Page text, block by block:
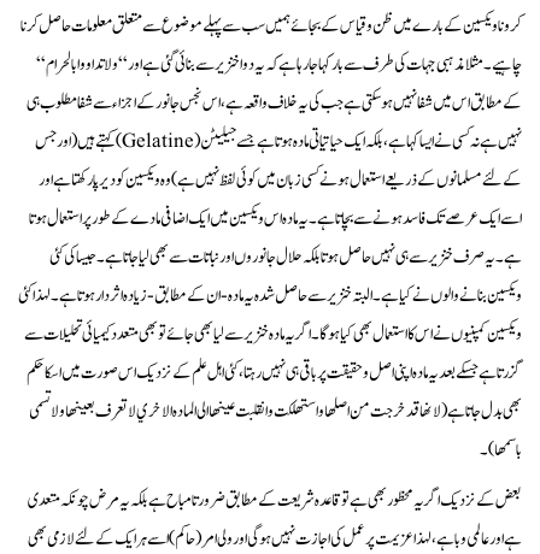
کرونا ویکسین کے بارے میں ظن و قیاس کے بجائے ہمیں سب سے پہلے موضوع سے متعلق معلومات حاصل کرنا
چاہیے۔ مثلا مذہبی جہات کی طرف سے بار کہا جا رہا ہے کہ یہ دوا خنزیر سے بنائی گئی ہے اور “ ولاتداووا بالحرام “
کے مطابق اس میں شفا نہیں ہوسکتی ہے جب کی یہ خلاف واقعہ ہے، اس نجس جانور کے اجزاء سے شفا مطلوب ہی
نہیں ہے نہ کسی نے ایسا کہا ہے، بلکہ ایک حیاتیاتی مادہ ہوتا ہےجسے جیلیٹن (Gelatine) کہتے ہیں ( اور جس
کے لئے مسلمانوں کے ذریعے استعمال ہونے کسی زبان میں کوئی لفظ نہیں ہے) وہ ویکسین کو دیر پا رکھتا ہے اور
اسے ایک عرصے تک فاسد ہونے سے بچاتا ہے۔ یہ مادہ اس ویکسین میں ایک اضافی مادے کے طور پر استعمال ہوتا
ہے۔ یہ صرف خنزیر سے ہی نہیں حاصل ہوتا بلکہ حلال جانوروں اور نباتات سے بھی لیاجاتا ہے۔ جیسا کی کئی
ویکسین بنانے والوں نے کیا ہے۔البتہ خنزیر سے حاصل شدہ یہ مادہ - ان کے مطابق -زیادہ اثر دار ہوتا ہے۔ لہذا کئی
ویکسین کمپنیوں نے اس کا استعمال بھی کیا ہوگا۔ اگر یہ مادہ خنزیر سے لیا بھی جائے تو بھی متعدد کیمیائی تحلیلات سے
گزرتا ہے جسکے بعد یہ مادہ اپنی اصل و حقیقت پر باقی ہی نہیں رہتا، کئی اہل علم کے نزدیک اس صورت میں اسکا حکم
بھی بدل جاتا ہے ( لانها قد خرجت من اصلها واستهلكت وانقلبت عينها الى الماده الاخري لا تعرف بعينها ولا تسمى
باسمها)۔
بعض کے نزدیک اگر یہ محظور بھی ہے تو قاعدہ شریعت کے مطابق ضرورتا مباح ہے بلکہ یہ مرض چونکہ متعدی
ہے اور عالمی وبا ہے، لہذا عزیمت پر عمل کی اجازت نہیں ہوگی اور ولی امر ( حاکم) اسے ہر ایک کے لئے لازمی بھی